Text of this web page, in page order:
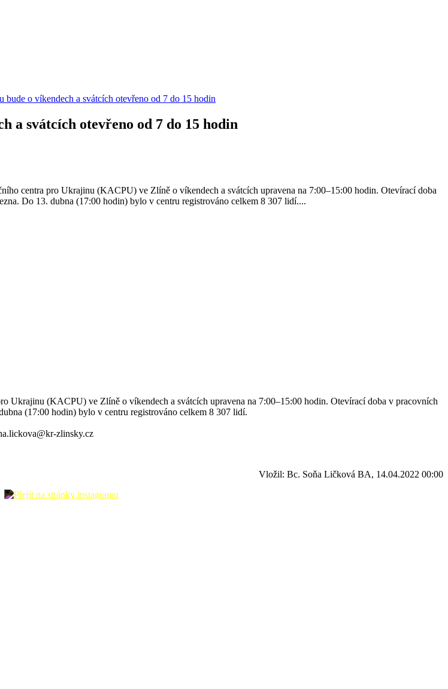
bude o víkendech a svátcích otevřeno od 7 do 15 hodin
a svátcích otevřeno od 7 do 15 hodin
centra pro Ukrajinu (KACPU) ve Zlíně o víkendech a svátcích upravena na 7:00–15:00 hodin. Otevírací doba
Do 13. dubna (17:00 hodin) bylo v centru registrováno celkem 8 307 lidí....
Ukrajinu (KACPU) ve Zlíně o víkendech a svátcích upravena na 7:00–15:00 hodin. Otevírací doba v pracovních
(17:00 hodin) bylo v centru registrováno celkem 8 307 lidí.
zlinsky.cz
Vložil: Bc. Soňa Ličková BA, 14.04.2022 00:00